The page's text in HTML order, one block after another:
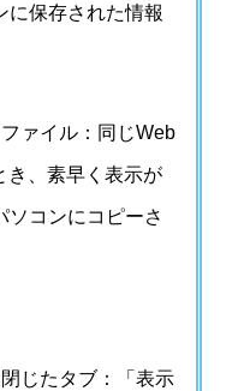
に保存された情報
ァイル：同じWeb
き、素早く表示が
ソコンにコピーさ
じたタブ：「表示